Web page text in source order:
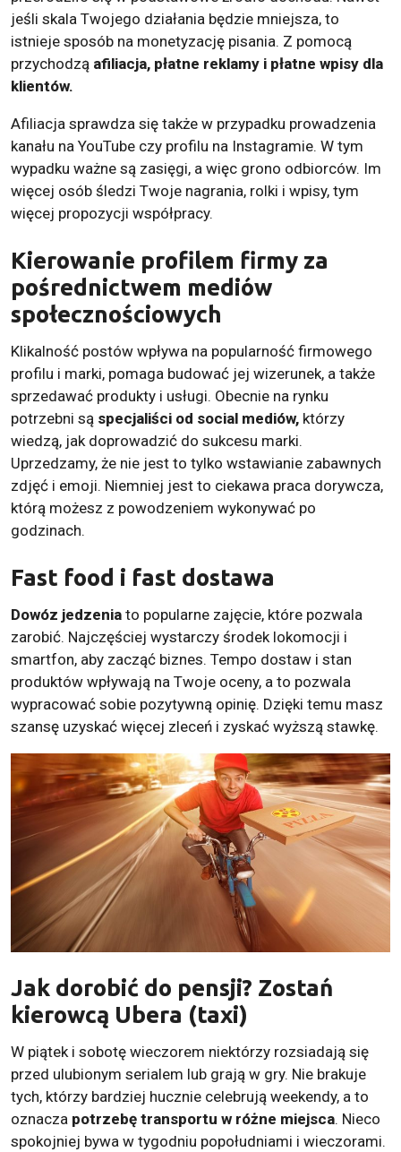
jeśli skala Twojego działania będzie mniejsza, to
istnieje sposób na monetyzację pisania. Z pomocą
przychodzą afiliacja, płatne reklamy i płatne wpisy dla
klientów.
Afiliacja sprawdza się także w przypadku prowadzenia
kanału na YouTube czy profilu na Instagramie. W tym
wypadku ważne są zasięgi, a więc grono odbiorców. Im
więcej osób śledzi Twoje nagrania, rolki i wpisy, tym
więcej propozycji współpracy.
Kierowanie profilem firmy za
pośrednictwem mediów
społecznościowych
Klikalność postów wpływa na popularność firmowego
profilu i marki, pomaga budować jej wizerunek, a także
sprzedawać produkty i usługi. Obecnie na rynku
potrzebni są specjaliści od social mediów, którzy
wiedzą, jak doprowadzić do sukcesu marki.
Uprzedzamy, że nie jest to tylko wstawianie zabawnych
zdjęć i emoji. Niemniej jest to ciekawa praca dorywcza,
którą możesz z powodzeniem wykonywać po
godzinach.
Fast food i fast dostawa
Dowóz jedzenia to popularne zajęcie, które pozwala
zarobić. Najczęściej wystarczy środek lokomocji i
smartfon, aby zacząć biznes. Tempo dostaw i stan
produktów wpływają na Twoje oceny, a to pozwala
wypracować sobie pozytywną opinię. Dzięki temu masz
szansę uzyskać więcej zleceń i zyskać wyższą stawkę.
Jak dorobić do pensji? Zostań
kierowcą Ubera (taxi)
W piątek i sobotę wieczorem niektórzy rozsiadają się
przed ulubionym serialem lub grają w gry. Nie brakuje
tych, którzy bardziej hucznie celebrują weekendy, a to
oznacza potrzebę transportu w różne miejsca. Nieco
spokojniej bywa w tygodniu popołudniami i wieczorami.